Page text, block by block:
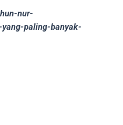
nur-
paling-banyak-